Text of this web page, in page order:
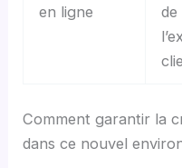
en ligne
de
Comment garantir la
dans ce nouvel